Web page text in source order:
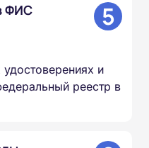
ФИС
5
и
реестр в